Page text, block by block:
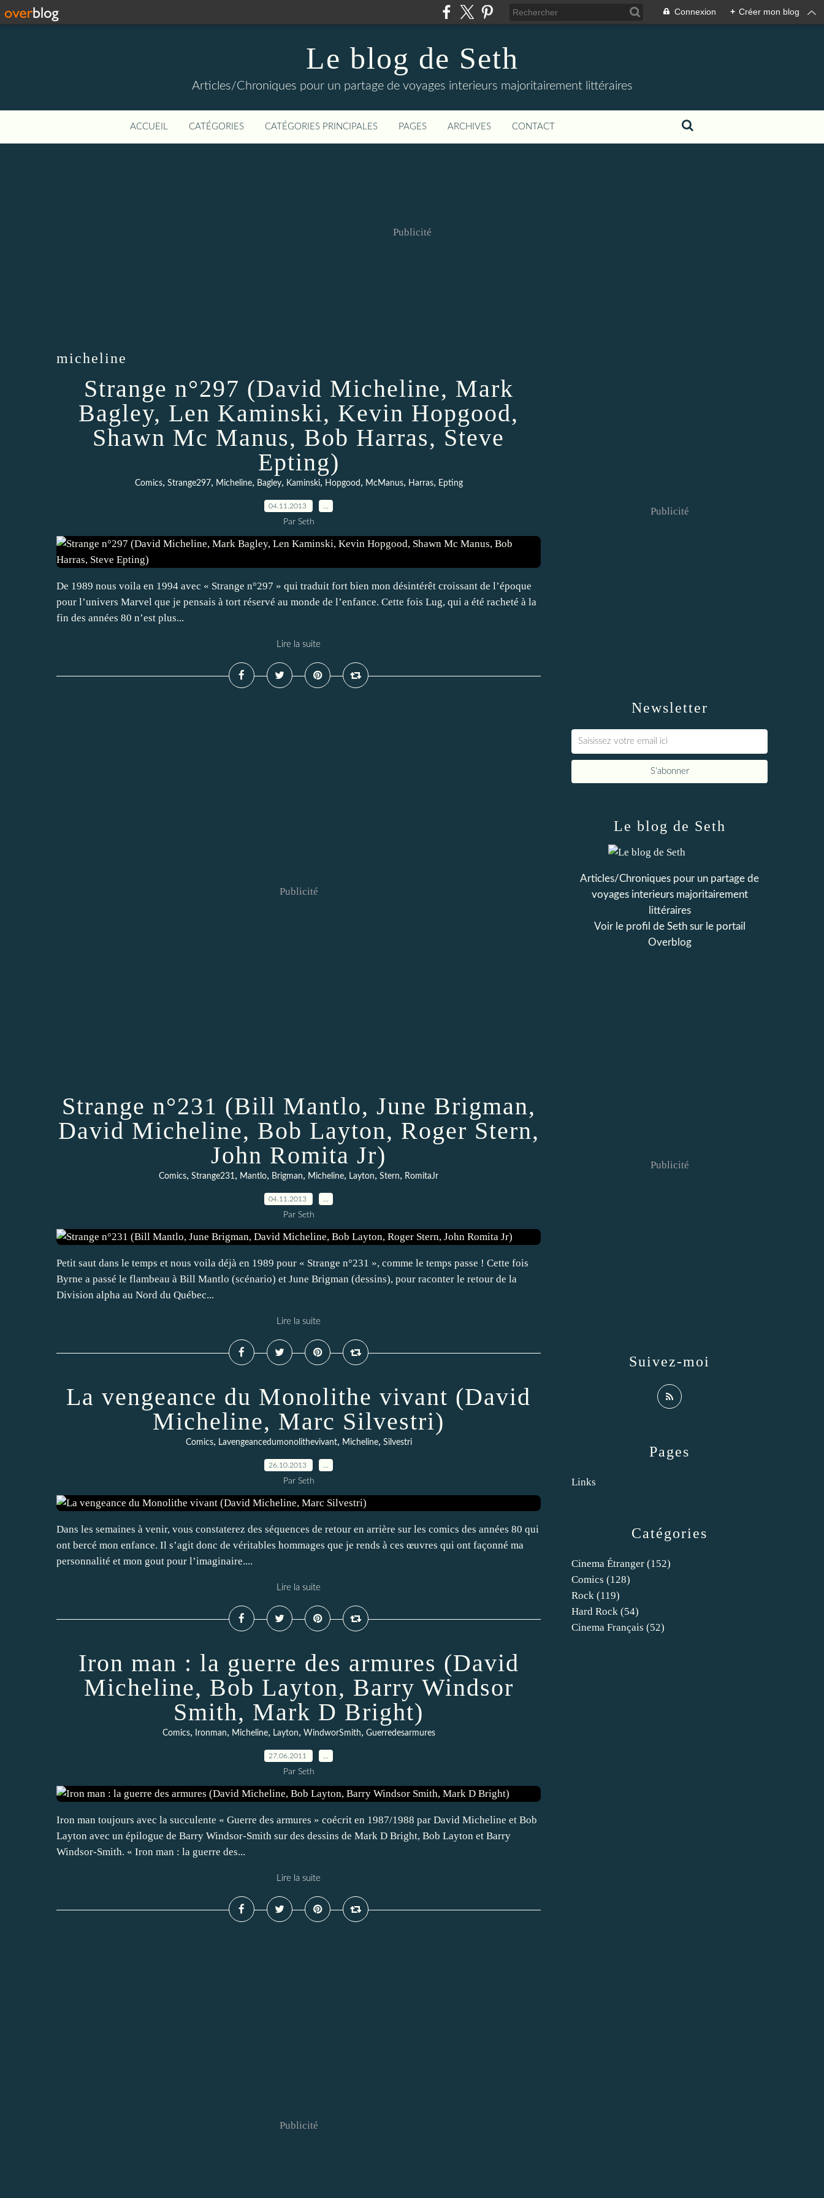
Connexion + Créer mon blog
Le blog de Seth
Articles/Chroniques pour un partage de voyages interieurs majoritairement littéraires
ACCUEIL CATÉGORIES CATÉGORIES PRINCIPALES PAGES ARCHIVES CONTACT
Publicité
micheline
Strange n°297 (David Micheline, Mark
Bagley, Len Kaminski, Kevin Hopgood,
Shawn Mc Manus, Bob Harras, Steve
Epting)
Comics, Strange297, Micheline, Bagley, Kaminski, Hopgood , McManus, Harras, Epting
04.11.2013
Par Seth
De 1989 nous voila en 1994 avec « Strange n°297 » qui traduit fort bien mon désintérêt croissant de l’époque
pour l’univers Marvel que je pensais à tort réservé au monde de l’enfance. Cette fois Lug, qui a été racheté à la
fin des années 80 n’est plus...
Lire la suite
Publicité
Strange n°231 (Bill Mantlo, June Brigman,
David Micheline, Bob Layton, Roger Stern,
John Romita Jr)
Comics, Strange231, Mantlo, Brigman, Micheline, Layton, Stern, RomitaJr
04.11.2013
Par Seth
Petit saut dans le temps et nous voila déjà en 1989 pour « Strange n°231 », comme le temps passe ! Cette fois
Byrne a passé le flambeau à Bill Mantlo (scénario) et June Brigman (dessins), pour raconter le retour de la
Division alpha au Nord du Québec...
Lire la suite
La vengeance du Monolithe vivant (David
Micheline, Marc Silvestri)
Comics, Lavengeancedumonolithevivant, Micheline, Silvestri
26.10.2013
Par Seth
Dans les semaines à venir, vous constaterez des séquences de retour en arrière sur les comics des années 80 qui
ont bercé mon enfance. Il s’agit donc de véritables hommages que je rends à ces œuvres qui ont façonné ma
personnalité et mon gout pour l’imaginaire....
Lire la suite
Iron man : la guerre des armures (David
Micheline, Bob Layton, Barry Windsor
Smith, Mark D Bright)
Comics, Ironman, Micheline, Layton, WindworSmith, Guerredesarmures
27.06.2011
Par Seth
Iron man toujours avec la succulente « Guerre des armures » coécrit en 1987/1988 par David Micheline et Bob
Layton avec un épilogue de Barry Windsor-Smith sur des dessins de Mark D Bright, Bob Layton et Barry
Windsor-Smith. « Iron man : la guerre des...
Lire la suite
Publicité
Newsletter
Publicité
Catégories
Cinema Étranger (152)
Comics (128)
Rock (119)
Hard Rock (54)
Cinema Français (52)
Pages
Links
Le blog de Seth
Articles/Chroniques pour un partage de
voyages interieurs majoritairement
littéraires
Voir le profil de Sethsur le portail
Overblog
Suivez-moi
Publicité